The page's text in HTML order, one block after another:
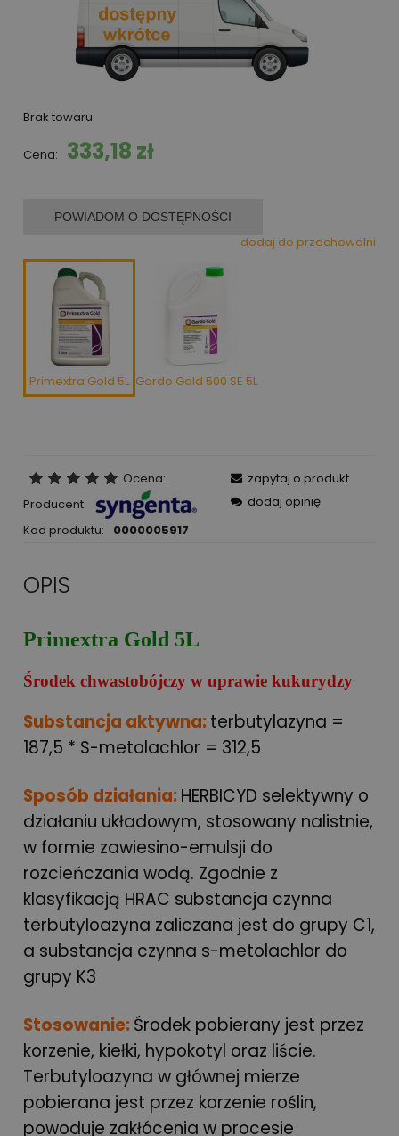
Brak towaru
Cena: 333,18 zł
Primextra Gold 5L Gardo Gold 500 SE 5L
POWIADOM O DOSTĘPNOŚCI
dodaj do przechowalni
Ocena:
Producent:
Kod produktu:
0000005917
zapytaj o produkt
dodaj opinię
OPIS
Primextra Gold 5L
Środek chwastobójczy w uprawie kukurydzy
Substancja aktywna:terbutylazyna =
187,5 * S-metolachlor = 312,5
Sposób działania:HERBICYD selektywny o
działaniu układowym, stosowany nalistnie,
w formie zawiesino-emulsji do
rozcieńczania wodą. Zgodnie z
klasyfikacją HRAC substancja czynna
terbutyloazyna zaliczana jest do grupy C1,
a substancja czynna s-metolachlor do
grupy K3
Stosowanie:Środek pobierany jest przez
korzenie, kiełki, hypokotyl oraz liście.
Terbutyloazyna w głównej mierze
pobierana jest przez korzenie roślin,
powoduje zakłócenia w procesie